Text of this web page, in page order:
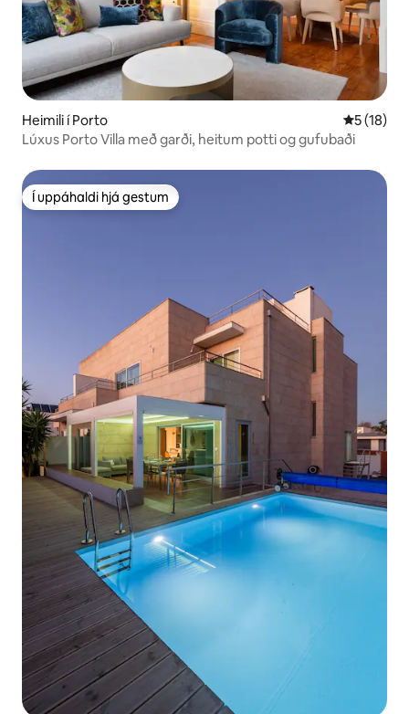
Heimili í Porto 5 af 5 í
5 (18)
Lúxus Porto Villa með garði, heitum potti og gufubaði
Í uppáhaldi hjá gestum
Í uppáhaldi hjá gestum